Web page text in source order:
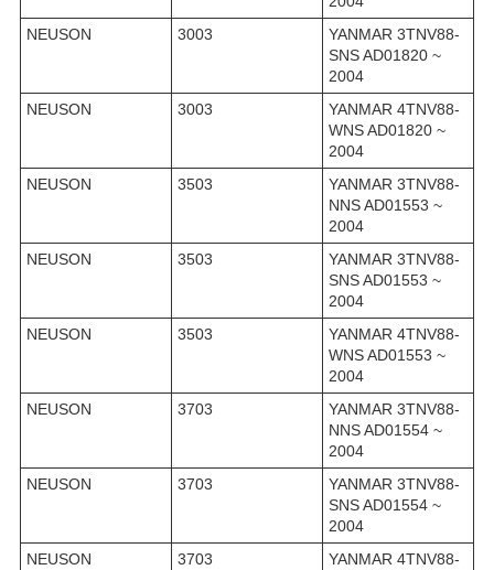
NEUSON
3003
YANMAR 3TNV88-
SNS AD01820 ~
2004
NEUSON
3003
YANMAR 4TNV88-
WNS AD01820 ~
2004
NEUSON
3503
YANMAR 3TNV88-
NNS AD01553 ~
2004
NEUSON
3503
YANMAR 3TNV88-
SNS AD01553 ~
2004
NEUSON
3503
YANMAR 4TNV88-
WNS AD01553 ~
2004
NEUSON
3703
YANMAR 3TNV88-
NNS AD01554 ~
2004
NEUSON
3703
YANMAR 3TNV88-
SNS AD01554 ~
2004
NEUSON
3703
YANMAR 4TNV88-